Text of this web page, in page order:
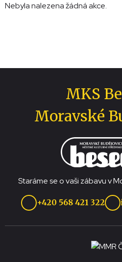
Nebyla nalezena žádná akce.
MKS
Moravské
Staráme se o vaši zábavu v
+420 568 421 322